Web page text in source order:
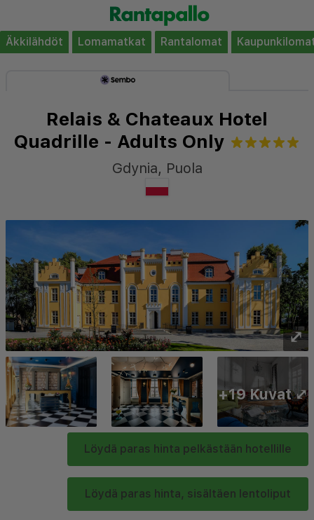
Äkkilähdöt Lomamatkat Rantalomat
Relais & Chateaux Hotel
Quadrille - Adults Only
Gdynia, Puola
⤢
Löydä paras hinta pelkästään hotellille
Löydä paras hinta, sisältäen lentoliput
+19 Kuvat ⤢